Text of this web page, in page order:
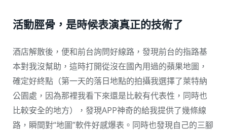
活動脛骨，是時候表演真正的技術了
酒店解散後，便和前台詢問好線路，發現前台的指路基
本對我沒幫助，這時打開從沒在國內用過的蘋果地圖，
確定好終點（第一天的落日地點的拍攝我選擇了萊特納
公園處，因為那裡我看下來還是比較有代表性，同時也
比較安全的地方），發現APP神奇的給我提供了幾條線
路，瞬間對“地圖”軟件好感爆表。同時也發現自己的三腳